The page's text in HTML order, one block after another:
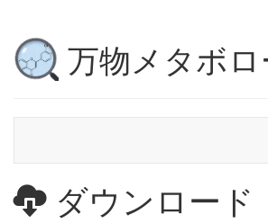
万物メタボ
ダウンロード